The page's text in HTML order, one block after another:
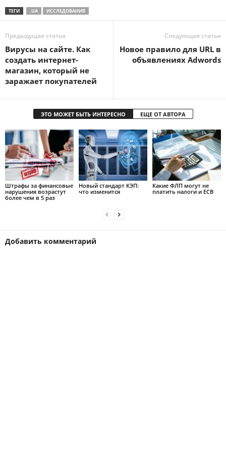
ТЕГИ .UA ИССЛЕДОВАНИЯ
Предыдущая статья
Вирусы на сайте. Как
создать интернет-
магазин, который не
заражает покупателей
Следующая статья
Новое правило для URL в
объявлениях Adwords
ЭТО МОЖЕТ БЫТЬ ИНТЕРЕСНО ЕЩЕ ОТ АВТОРА
Штрафы за финансовые
нарушения возрастут
более чем в 5 раз
Новый стандарт КЭП:
что изменится
Какие ФЛП могут не
платить налоги и ЕСВ
Добавить комментарий